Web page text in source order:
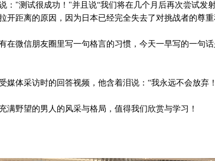
："测试很成功！"并且说“我们将在几个月后再次尝试发
开距离的原因，因为日本已经完全失去了对挑战者的尊
微信朋友圈里写一句格言的习惯，今天一早写的一句话
体采访时的回答视频，他含着泪说：“我永远不会放弃
野望的男人的风采与格局，值得我们欣赏与学习！